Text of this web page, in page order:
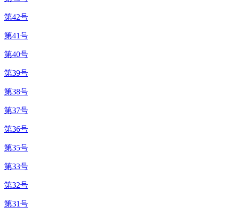
第42号
第41号
第40号
第39号
第38号
第37号
第36号
第35号
第33号
第32号
第31号